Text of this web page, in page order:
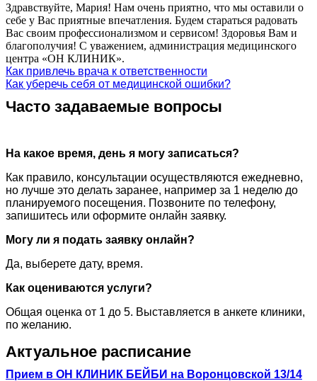
Здравствуйте, Мария! Нам очень приятно, что мы оставили о
себе у Вас приятные впечатления. Будем стараться радовать
Вас своим профессионализмом и сервисом! Здоровья Вам и
благополучия! С уважением, администрация медицинского
центра «ОН КЛИНИК».
Как привлечь врача к ответственности
Как уберечь себя от медицинской ошибки?
Часто задаваемые вопросы
На какое время, день я могу записаться?
Как правило, консультации осуществляются ежедневно,
но лучше это делать заранее, например за 1 неделю до
планируемого посещения. Позвоните по телефону,
запишитесь или оформите онлайн заявку.
Могу ли я подать заявку онлайн?
Да, выберете дату, время.
Как оцениваются услуги?
Общая оценка от 1 до 5. Выставляется в анкете клиники,
по желанию.
Актуальное расписание
Прием в ОН КЛИНИК БЕЙБИ на Воронцовской 13/14